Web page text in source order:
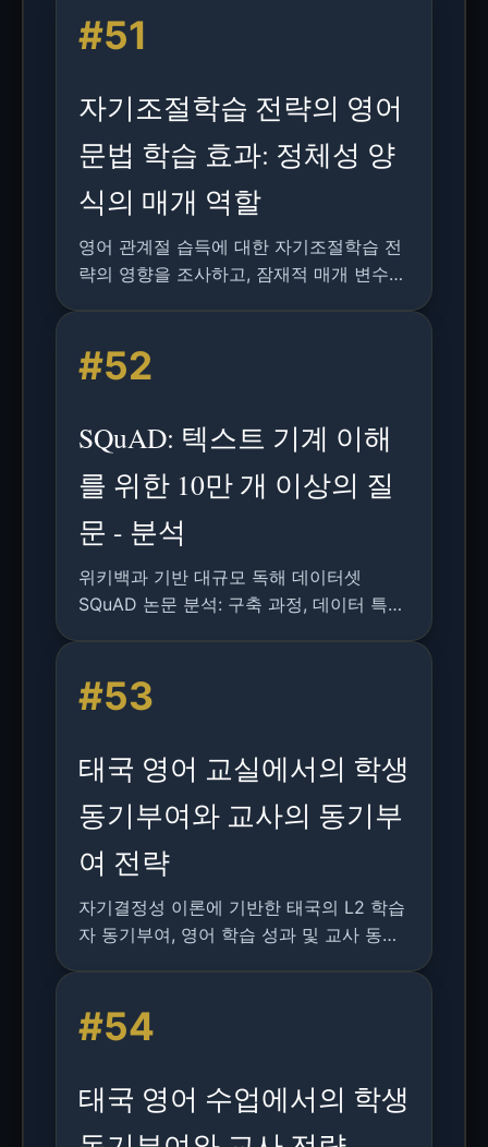
#51
자기조절학습 전략의 영어
문법 학습 효과: 정체성 양
식의 매개 역할
영어 관계절 습득에 대한 자기조절학습 전
략의 영향을 조사하고, 잠재적 매개 변수로
#52
SQuAD: 텍스트 기계 이해
를 위한 10만 개 이상의 질
문 - 분석
위키백과 기반 대규모 독해 데이터셋
SQuAD 논문 분석: 구축 과정, 데이터 특성,
#53
태국 영어 교실에서의 학생
동기부여와 교사의 동기부
여 전략
자기결정성 이론에 기반한 태국의 L2 학습
자 동기부여, 영어 학습 성과 및 교사 동기
#54
태국 영어 수업에서의 학생